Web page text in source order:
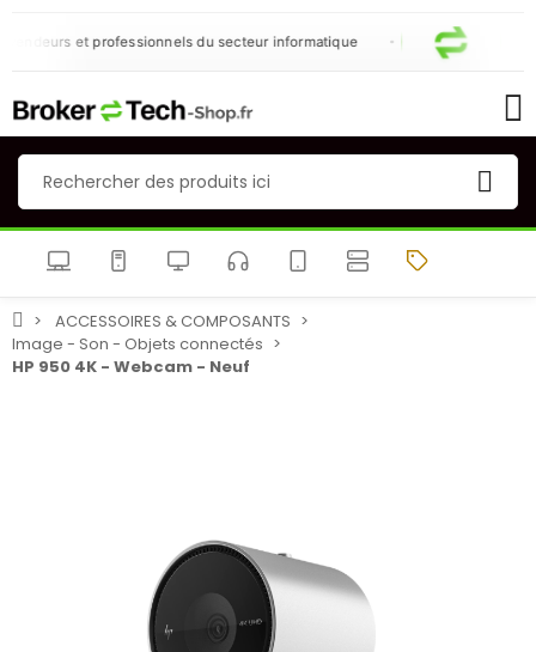
et professionnels du secteur informatique
ACCESSOIRES & COMPOSANTS
Image - Son - Objets connectés
HP 950 4K - Webcam - Neuf